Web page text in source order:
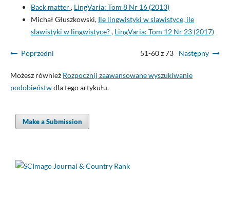
Back matter, LingVaria: Tom 8 Nr 16 (2013)
Michał Głuszkowski, Ile lingwistyki w slawistyce, ile
slawistyki w lingwistyce?, LingVaria: Tom 12 Nr 23 (2017)
Poprzedni 51-60 z 73 Następny
Możesz również Rozpocznij zaawansowane wyszukiwanie
podobieństwdla tego artykułu.
Make a Submission